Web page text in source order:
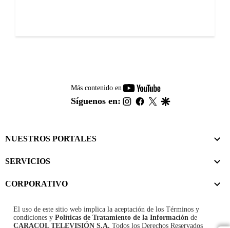
Más contenido en
youtube-
footer
Síguenos en: instagram
facebook
twitter
NUESTROS PORTALES
SERVICIOS
CORPORATIVO
El uso de este sitio web implica la aceptación de los Términos y
condiciones y Políticas de Tratamiento de la Información de
CARACOL TELEVISIÓN S.A. Todos los Derechos Reservados